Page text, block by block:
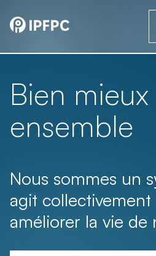
Bien mieux
ensemble
Nous sommes un
agit
améliorer la vie de